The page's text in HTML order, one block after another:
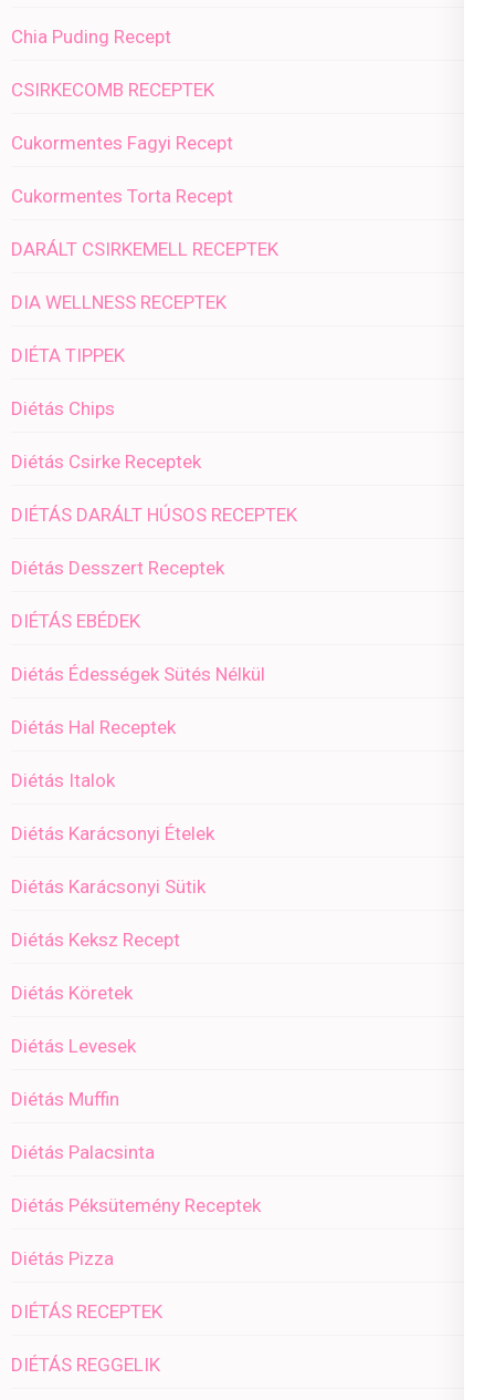
Chia Puding Recept
CSIRKECOMB RECEPTEK
Cukormentes Fagyi Recept
Cukormentes Torta Recept
DARÁLT CSIRKEMELL RECEPTEK
DIA WELLNESS RECEPTEK
DIÉTA TIPPEK
Diétás Chips
Diétás Csirke Receptek
DIÉTÁS DARÁLT HÚSOS RECEPTEK
Diétás Desszert Receptek
DIÉTÁS EBÉDEK
Diétás Édességek Sütés Nélkül
Diétás Hal Receptek
Diétás Italok
Diétás Karácsonyi Ételek
Diétás Karácsonyi Sütik
Diétás Keksz Recept
Diétás Köretek
Diétás Levesek
Diétás Muffin
Diétás Palacsinta
Diétás Péksütemény Receptek
Diétás Pizza
DIÉTÁS RECEPTEK
DIÉTÁS REGGELIK